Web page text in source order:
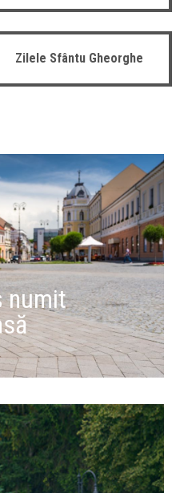
Zilele Sfântu Gheorghe
numit